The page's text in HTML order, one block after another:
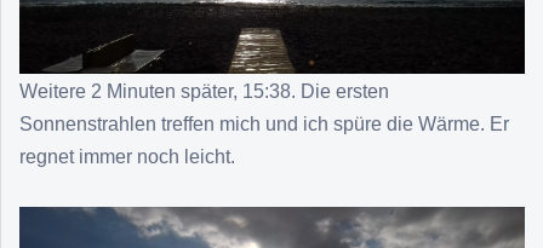
Weitere 2 Minuten später, 15:38. Die ersten
Sonnenstrahlen treffen mich und ich spüre die Wärme. Er
regnet immer noch leicht.